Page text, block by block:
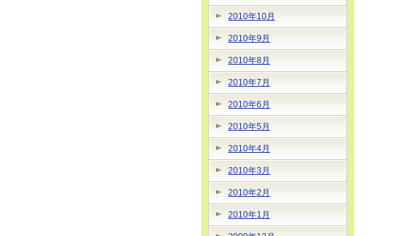
2010年10月
2010年9月
2010年8月
2010年7月
2010年6月
2010年5月
2010年4月
2010年3月
2010年2月
2010年1月